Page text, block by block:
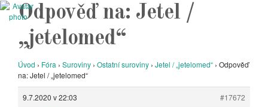
Odpověď na: Jetel /
„jetelomed“
Úvod › Fóra › Suroviny › Ostatní suroviny › Jetel / „jetelomed“ › Odpověď
na: Jetel / „jetelomed“
9.7.2020 v 22:03
#17672